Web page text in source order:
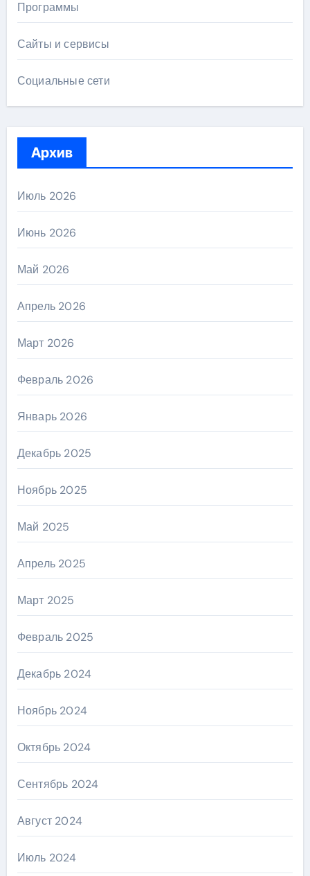
Программы
Сайты и сервисы
Социальные сети
Архив
Июль 2026
Июнь 2026
Май 2026
Апрель 2026
Март 2026
Февраль 2026
Январь 2026
Декабрь 2025
Ноябрь 2025
Май 2025
Апрель 2025
Март 2025
Февраль 2025
Декабрь 2024
Ноябрь 2024
Октябрь 2024
Сентябрь 2024
Август 2024
Июль 2024